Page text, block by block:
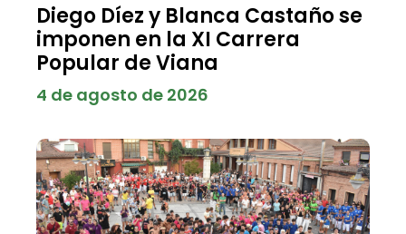
Diego Díez y Blanca Castaño se
imponen en la XI Carrera
Popular de Viana
4 de agosto de 2026